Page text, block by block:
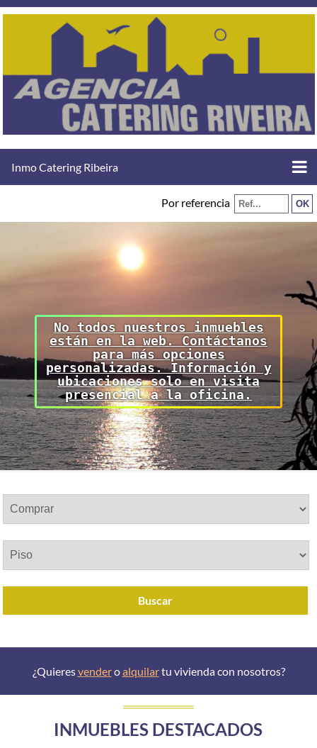
Inmo Catering Ribeira
Por referencia
No todos nuestros inmuebles
están en la web. Contáctanos
para más opciones
personalizadas. Información y
ubicaciones solo en visita
presencial a la oficina.
Buscar
¿Quieresvenderoalquilartu vivienda con nosotros?
INMUEBLES DESTACADOS